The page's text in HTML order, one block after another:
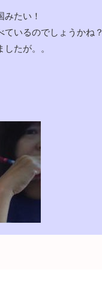
たい！
いるのでしょうかね？
たが。。